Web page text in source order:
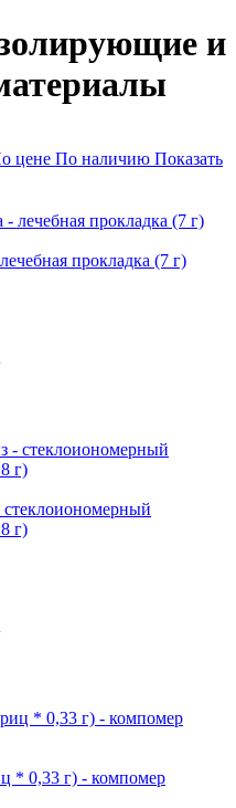
и
цене По наличию Показать
прокладка (7 г)
г)
* 0,33 г) - компомер